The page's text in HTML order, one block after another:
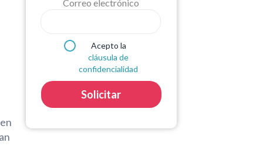
Correo electrónico
Acepto la
cláusula de
confidencialidad
Solicitar